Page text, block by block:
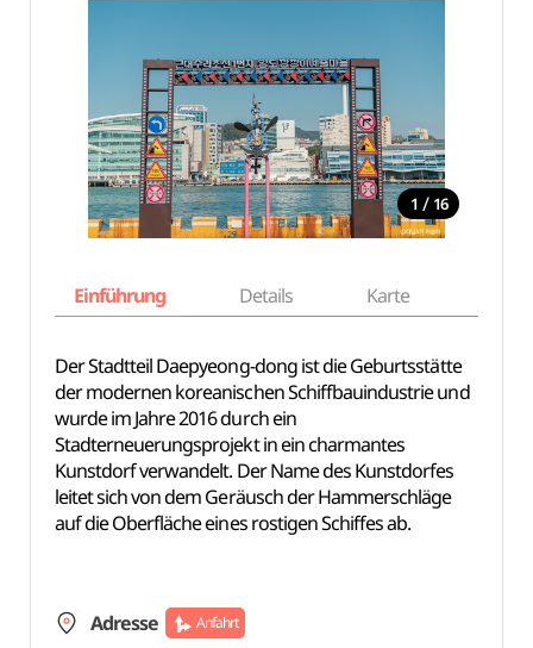
1 / 16
Einführung Details Karte
Der Stadtteil Daepyeong-dong ist die Geburtsstätte
der modernen koreanischen Schiffbauindustrie und
wurde im Jahre 2016 durch ein
Stadterneuerungsprojekt in ein charmantes
Kunstdorf verwandelt. Der Name des Kunstdorfes
leitet sich von dem Geräusch der Hammerschläge
auf die Oberfläche eines rostigen Schiffes ab.
Adresse Anfahrt